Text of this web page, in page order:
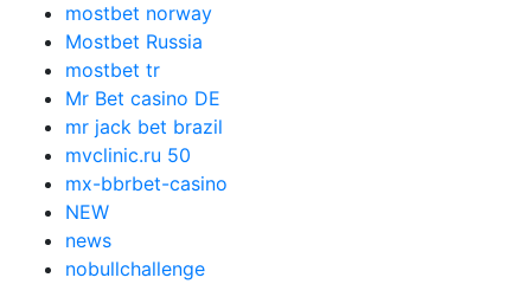
mostbet norway
Mostbet Russia
mostbet tr
Mr Bet casino DE
mr jack bet brazil
mvclinic.ru 50
mx-bbrbet-casino
NEW
news
nobullchallenge